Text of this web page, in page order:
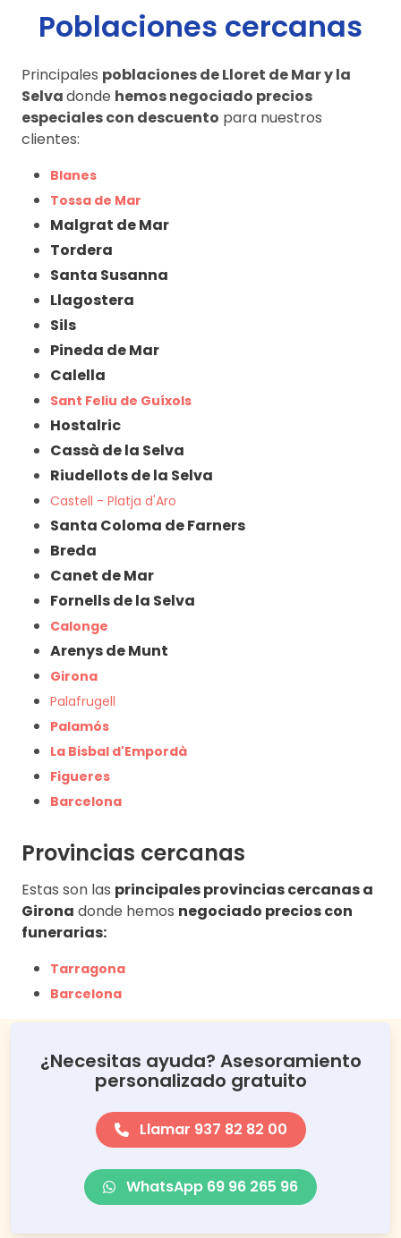
Poblaciones cercanas
Principales poblaciones de Lloret de Mar y la
Selvadonde hemos negociado precios
especiales con descuento para nuestros
clientes:
Blanes
Tossa de Mar
Malgrat de Mar
Tordera
Santa Susanna
Llagostera
Sils
Pineda de Mar
Calella
Sant Feliu de Guíxols
Hostalric
Cassà de la Selva
Riudellots de la Selva
Castell - Platja d'Aro
Santa Coloma de Farners
Breda
Canet de Mar
Fornells de la Selva
Calonge
Arenys de Munt
Girona
Palafrugell
Palamós
La Bisbal d'Empordà
Figueres
Barcelona
Provincias cercanas
Estas son las principales provincias cercanas a
Girona donde hemos negociado precios con
funerarias:
Tarragona
Barcelona
¿Necesitas ayuda? Asesoramiento
personalizado gratuito
Llamar 937 82 82 00
WhatsApp 69 96 265 96